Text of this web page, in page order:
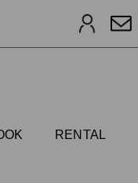
ログイン
RENTAL